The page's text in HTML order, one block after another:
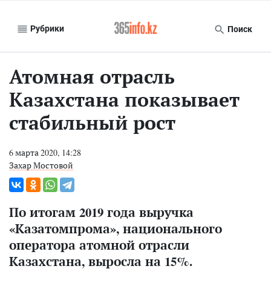
Рубрики Поиск
Атомная отрасль
Казахстана показывает
стабильный рост
6 марта 2020, 14:28
Захар Мостовой
По итогам 2019 года выручка
«Казатомпрома», национального
оператора атомной отрасли
Казахстана, выросла на 15%.